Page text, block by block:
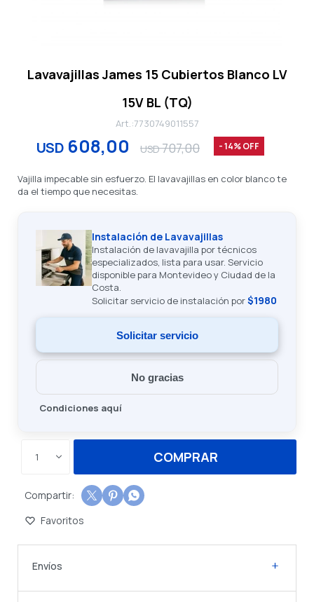
Lavavajillas James 15 Cubiertos Blanco LV
15V BL (TQ)
7730749011557
USD 608,00 USD707,00 14
Vajilla impecable sin esfuerzo. El lavavajillas en color blanco te
da el tiempo que necesitas.
Instalación de Lavavajillas
Instalación de lavavajilla por técnicos
especializados, lista para usar. Servicio
disponible para Montevideo y Ciudad de la
Costa.
Solicitar servicio de instalación por$1980
Solicitar servicio
No gracias
Condiciones aquí
1 COMPRAR
  
Envíos